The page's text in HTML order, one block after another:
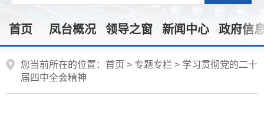
首页 凤台概况 领导之窗 新闻中心 政府信
您当前所在的位置： 首页 > 专题专栏 > 学习贯彻党的二十
届四中全会精神